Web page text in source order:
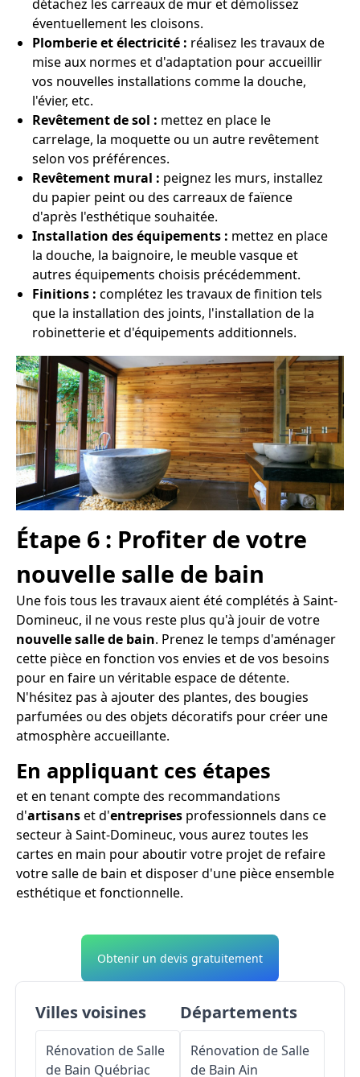
détachez les carreaux de mur et démolissez
éventuellement les cloisons.
Plomberie et électricité : réalisez les travaux de
mise aux normes et d'adaptation pour accueillir
vos nouvelles installations comme la douche,
l'évier, etc.
Revêtement de sol : mettez en place le
carrelage, la moquette ou un autre revêtement
selon vos préférences.
Revêtement mural : peignez les murs, installez
du papier peint ou des carreaux de faïence
d'après l'esthétique souhaitée.
Installation des équipements : mettez en place
la douche, la baignoire, le meuble vasque et
autres équipements choisis précédemment.
Finitions : complétez les travaux de finition tels
que la installation des joints, l'installation de la
robinetterie et d'équipements additionnels.
Étape 6 : Profiter de votre
nouvelle salle de bain
Une fois tous les travaux aient été complétés à Saint-
Domineuc, il ne vous reste plus qu'à jouir de votre
nouvelle salle de bain. Prenez le temps d'aménager
cette pièce en fonction vos envies et de vos besoins
pour en faire un véritable espace de détente.
N'hésitez pas à ajouter des plantes, des bougies
parfumées ou des objets décoratifs pour créer une
atmosphère accueillante.
En appliquant ces étapes
et en tenant compte des recommandations
d'artisanset d'entreprises professionnels dans ce
secteur à Saint-Domineuc, vous aurez toutes les
cartes en main pour aboutir votre projet de refaire
votre salle de bain et disposer d'une pièce ensemble
esthétique et fonctionnelle.
Obtenir un devis gratuitement
Villes voisines
Rénovation de Salle
de Bain Québriac
Départements
Rénovation de Salle
de Bain Ain